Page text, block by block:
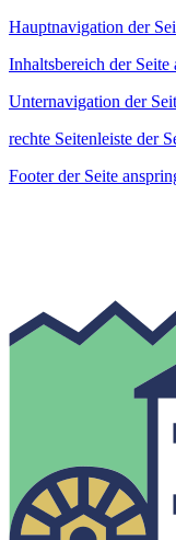
Hauptnavigation der
Inhaltsbereich der Seite
Unternavigation der
rechte Seitenleiste der
Footer der Seite